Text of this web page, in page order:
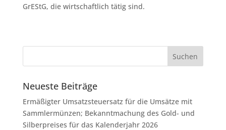
GrEStG, die wirtschaftlich tätig sind.
Neueste Beiträge
Ermäßigter Umsatzsteuersatz für die Umsätze mit
Sammlermünzen; Bekanntmachung des Gold- und
Silberpreises für das Kalenderjahr 2026